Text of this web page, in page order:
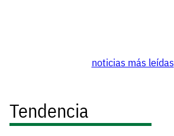
noticias más leídas
Tendencia